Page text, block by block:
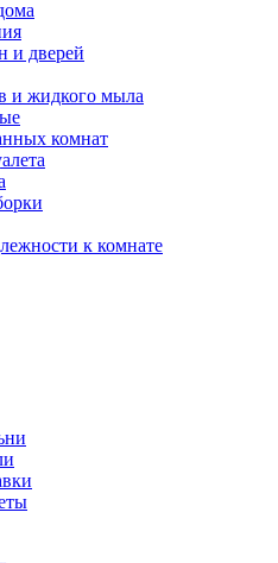
и дверей
и жидкого мыла
комнат
к комнате